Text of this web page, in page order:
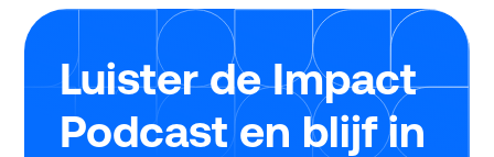
Luister de Impact
Podcast en blijf in